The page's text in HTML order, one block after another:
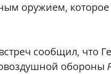
оружием,
сообщил, что
обороны